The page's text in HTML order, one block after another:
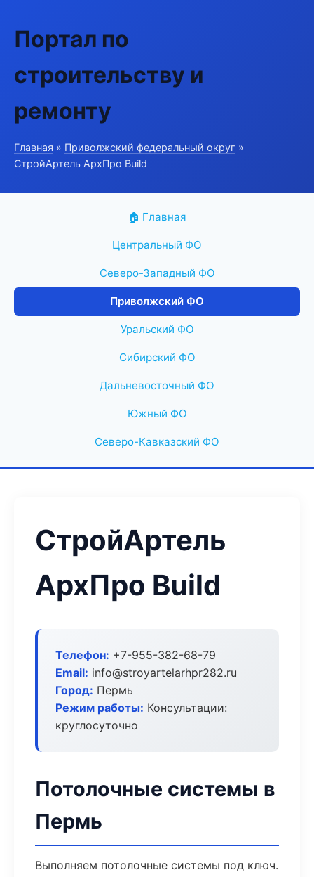
Портал по
строительству и
ремонту
Главная » Приволжский федеральный округ »
СтройАртель АрхПро Build
🏠 Главная
Центральный ФО
Северо-Западный ФО
Приволжский ФО
Уральский ФО
Сибирский ФО
Дальневосточный ФО
Южный ФО
Северо-Кавказский ФО
СтройАртель
АрхПро Build
Телефон: +7-955-382-68-79
Email: info@stroyartelarhpr282.ru
Город: Пермь
Режим работы: Консультации:
круглосуточно
Потолочные системы в
Пермь
Выполняем потолочные системы под ключ.